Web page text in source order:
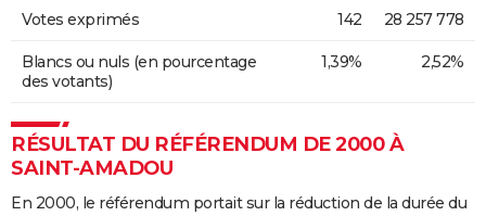
Votes exprimés 142 28 257 778
Blancs ou nuls (en pourcentage
des votants)
1,39% 2,52%
RÉSULTAT DU RÉFÉRENDUM DE 2000 À
SAINT-AMADOU
En 2000, le référendum portait sur la réduction de la durée du